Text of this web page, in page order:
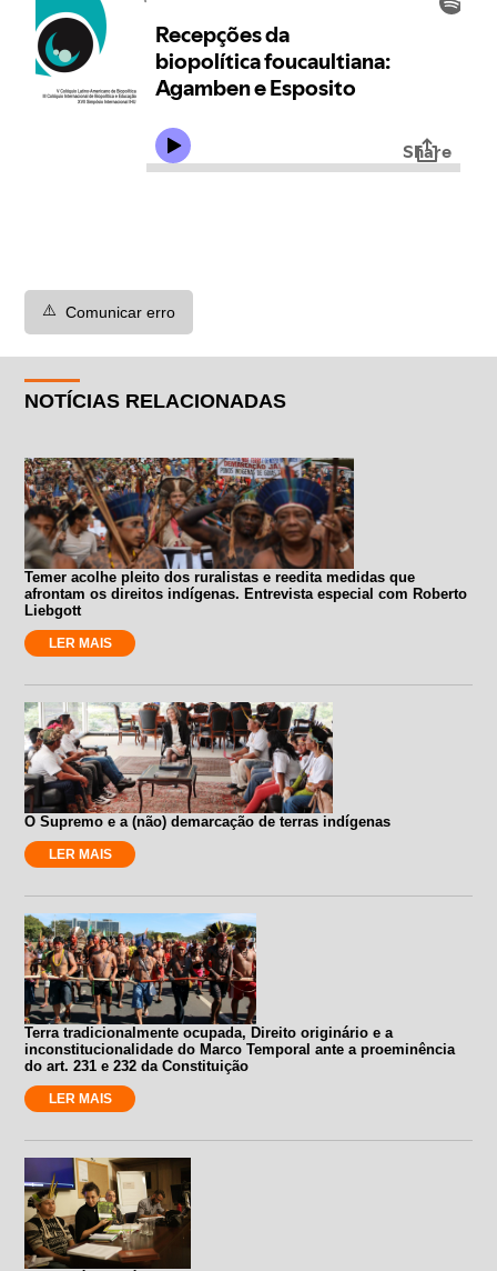
⚠️ Comunicar erro
NOTÍCIAS RELACIONADAS
Temer acolhe pleito dos ruralistas e reedita medidas que
afrontam os direitos indígenas. Entrevista especial com Roberto
Liebgott
LER MAIS
O Supremo e a (não) demarcação de terras indígenas
LER MAIS
Terra tradicionalmente ocupada, Direito originário e a
inconstitucionalidade do Marco Temporal ante a proeminência
do art. 231 e 232 da Constituição
LER MAIS